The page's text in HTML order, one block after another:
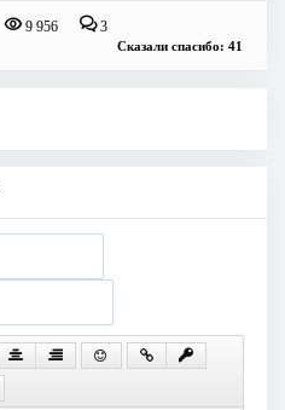
9 956 3
Сказали спасибо: 41